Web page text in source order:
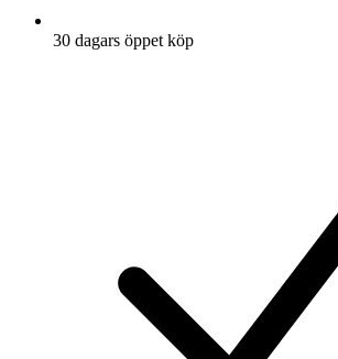
30 dagars öppet köp